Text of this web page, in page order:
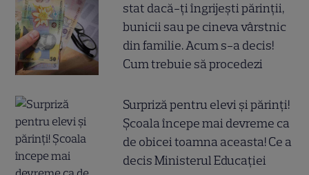
stat dacă-ți îngrijești părinții,
bunicii sau pe cineva vârstnic
din familie. Acum s-a decis!
Cum trebuie să procedezi
Surpriză pentru elevi și părinți!
Școala începe mai devreme ca
de obicei toamna aceasta! Ce a
decis Ministerul Educației